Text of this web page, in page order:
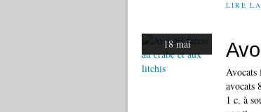
LIRE
18 mai
Avocats
avocats
1 c. à